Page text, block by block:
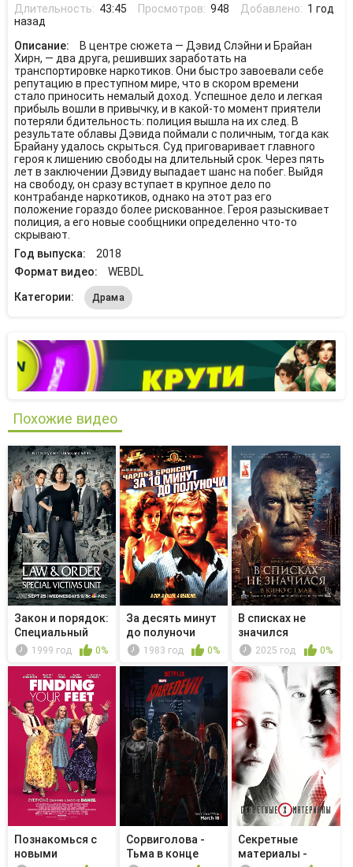
Длительность: 43:45 Просмотров: 948 Добавлено: 1 год
назад
Описание:
В центре сюжета — Дэвид Слэйни и Брайан
Хирн, — два друга, решивших заработать на
транспортировке наркотиков. Они быстро завоевали себе
репутацию в преступном мире, что в скором времени
стало приносить немалый доход. Успешное дело и легкая
прибыль вошли в привычку, и в какой-то момент приятели
потеряли бдительность: полиция вышла на их след. В
результате облавы Дэвида поймали с поличным, тогда как
Брайану удалось скрыться. Суд приговаривает главного
героя к лишению свободы на длительный срок. Через пять
лет в заключении Дэвиду выпадает шанс на побег. Выйдя
на свободу, он сразу вступает в крупное дело по
контрабанде наркотиков, однако на этот раз его
положение гораздо более рискованное. Героя разыскивает
полиция, а его новые сообщники определенно что-то
скрывают.
Год выпуска:
2018
Формат видео:
WEBDL
Категории:
Драма
Похожие видео
Закон и порядок:
Специальный
корпус -...
1999 год 0%
За десять минут
до полуночи
1983 год 0%
В списках не
значился
2025 год 0%
Познакомься с
новыми
Сорвиголова -
Тьма в конце
Секретные
материалы -